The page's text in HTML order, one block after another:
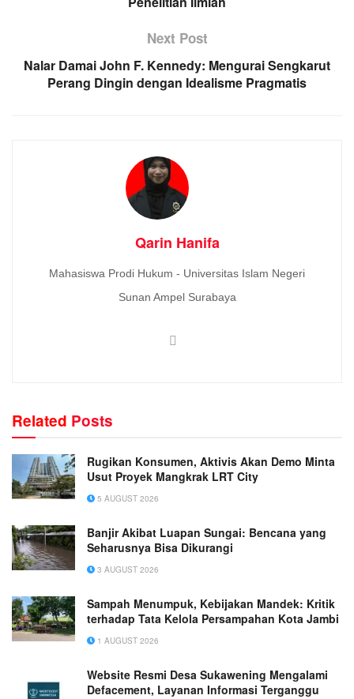
Next Post
Nalar Damai John F. Kennedy: Mengurai Sengkarut
Perang Dingin dengan Idealisme Pragmatis
Qarin Hanifa
Mahasiswa Prodi Hukum - Universitas Islam Negeri
Sunan Ampel Surabaya
Related Posts
Rugikan Konsumen, Aktivis Akan Demo Minta
Usut Proyek Mangkrak LRT City
5 AUGUST 2026
Banjir Akibat Luapan Sungai: Bencana yang
Seharusnya Bisa Dikurangi
3 AUGUST 2026
Sampah Menumpuk, Kebijakan Mandek: Kritik
terhadap Tata Kelola Persampahan Kota Jambi
1 AUGUST 2026
Website Resmi Desa Sukawening Mengalami
Defacement, Layanan Informasi Terganggu